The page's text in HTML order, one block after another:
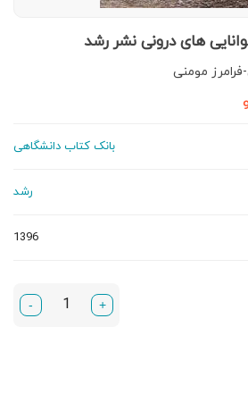
های درونی نشر رشد
مومنی
بانک کتاب دانشگاهی
رشد
1396
+
-